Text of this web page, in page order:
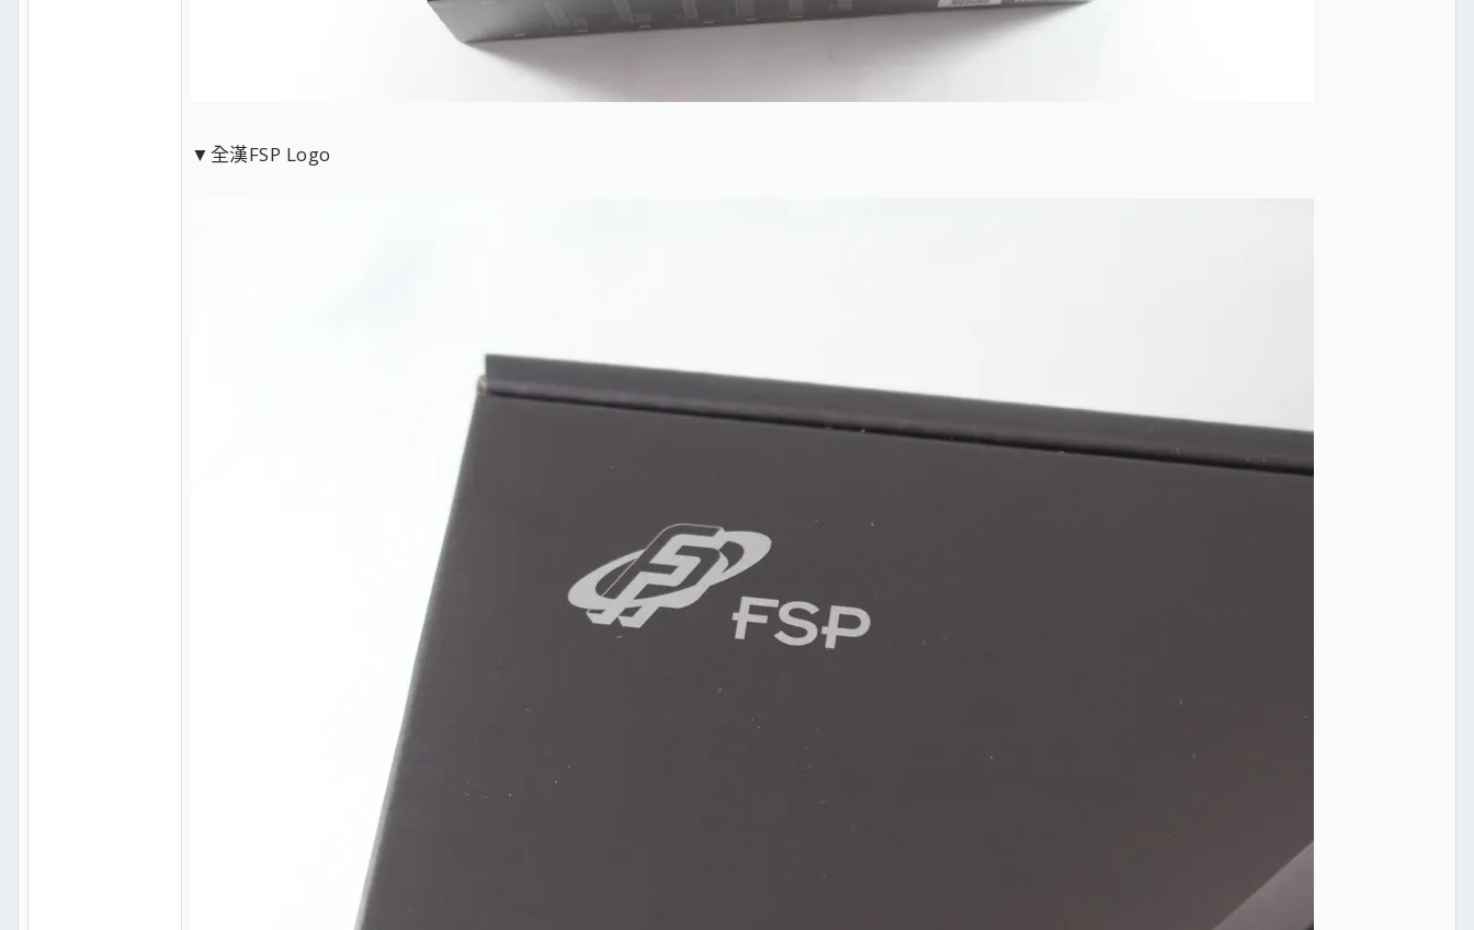
▼全漢FSP Logo